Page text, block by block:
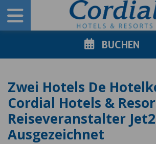
BUCHEN
Zwei Hotels De
Cordial Hotels &
Reiseveranstalter
Ausgezeichnet